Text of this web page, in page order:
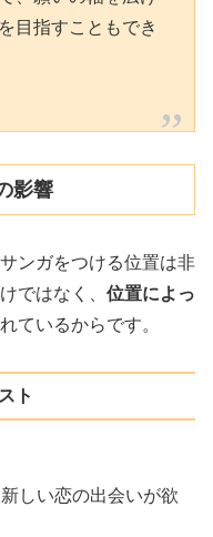
目指すこともでき
影響
ンガをつける位置は非
ではなく、 位置によっ
ているからです。
ト
しい恋の出会いが欲